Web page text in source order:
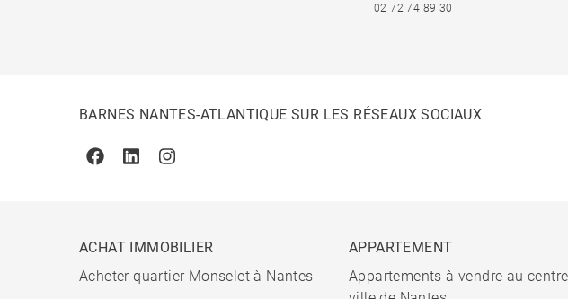
02 72 74 89 30
BARNES NANTES-ATLANTIQUE SUR LES RÉSEAUX SOCIAUX
FacebookLinkedinInstagram
ACHAT IMMOBILIER
Acheter quartier Monselet à Nantes
APPARTEMENT
Appartements à vendre au